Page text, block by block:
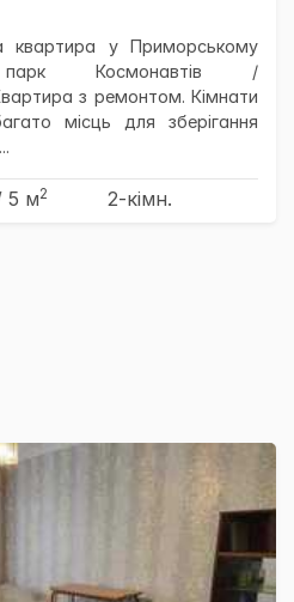
квартира у Приморському
Космонавтів /
з ремонтом. Кімнати
місць для зберігання
5 м2 2-кімн.